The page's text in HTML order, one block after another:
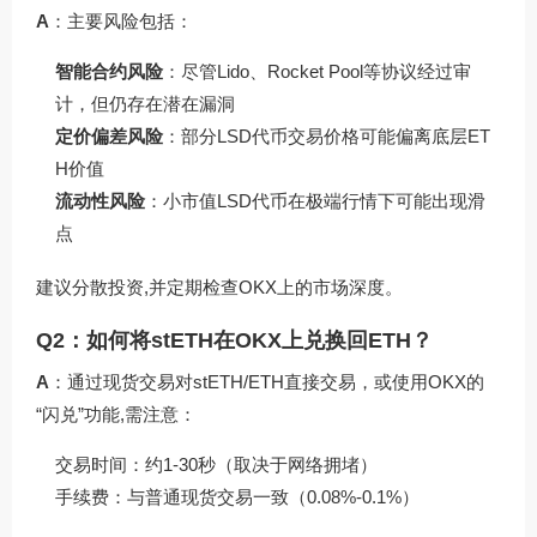
A ：主要风险包括：
智能合约风险：尽管Lido、Rocket Pool等协议经过审
计，但仍存在潜在漏洞
定价偏差风险：部分LSD代币交易价格可能偏离底层ET
H价值
流动性风险：小市值LSD代币在极端行情下可能出现滑
点
建议分散投资,并定期检查OKX上的市场深度。
Q2：如何将stETH在OKX上兑换回ETH？
A ：通过现货交易对stETH/ETH直接交易，或使用OKX的
“闪兑”功能,需注意：
交易时间：约1-30秒（取决于网络拥堵）
手续费：与普通现货交易一致（0.08%-0.1%）